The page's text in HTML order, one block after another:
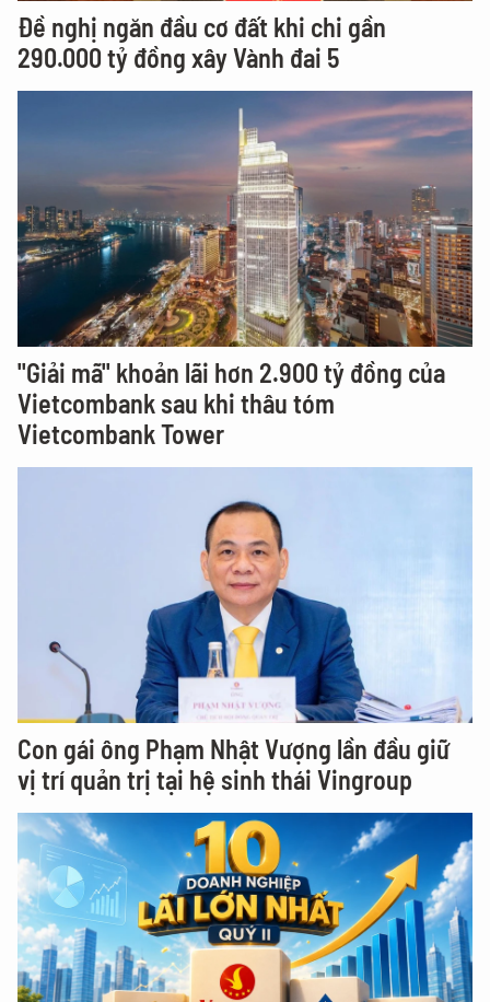
Đề nghị ngăn đầu cơ đất khi chi gần
290.000 tỷ đồng xây Vành đai 5
"Giải mã" khoản lãi hơn 2.900 tỷ đồng của
Vietcombank sau khi thâu tóm
Vietcombank Tower
Con gái ông Phạm Nhật Vượng lần đầu giữ
vị trí quản trị tại hệ sinh thái Vingroup